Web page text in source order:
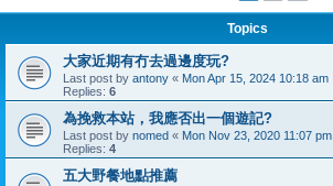
Topics
大家近期有冇去過邊度玩?
Last post by antony « Mon Apr 15, 2024 10:18 am
Replies: 6
為挽救本站，我應否出一個遊記?
Last post by nomed « Mon Nov 23, 2020 11:07 pm
Replies: 4
五大野餐地點推薦